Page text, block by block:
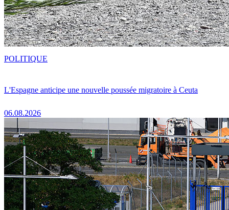
L'Espagne anticipe une nouvelle poussée migratoire à Ceuta
06.08.2026
POLITIQUE